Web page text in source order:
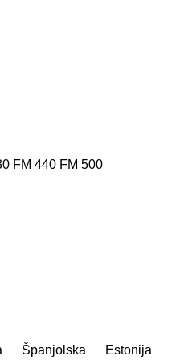
FM 440 FM 500
Španjolska Estonija